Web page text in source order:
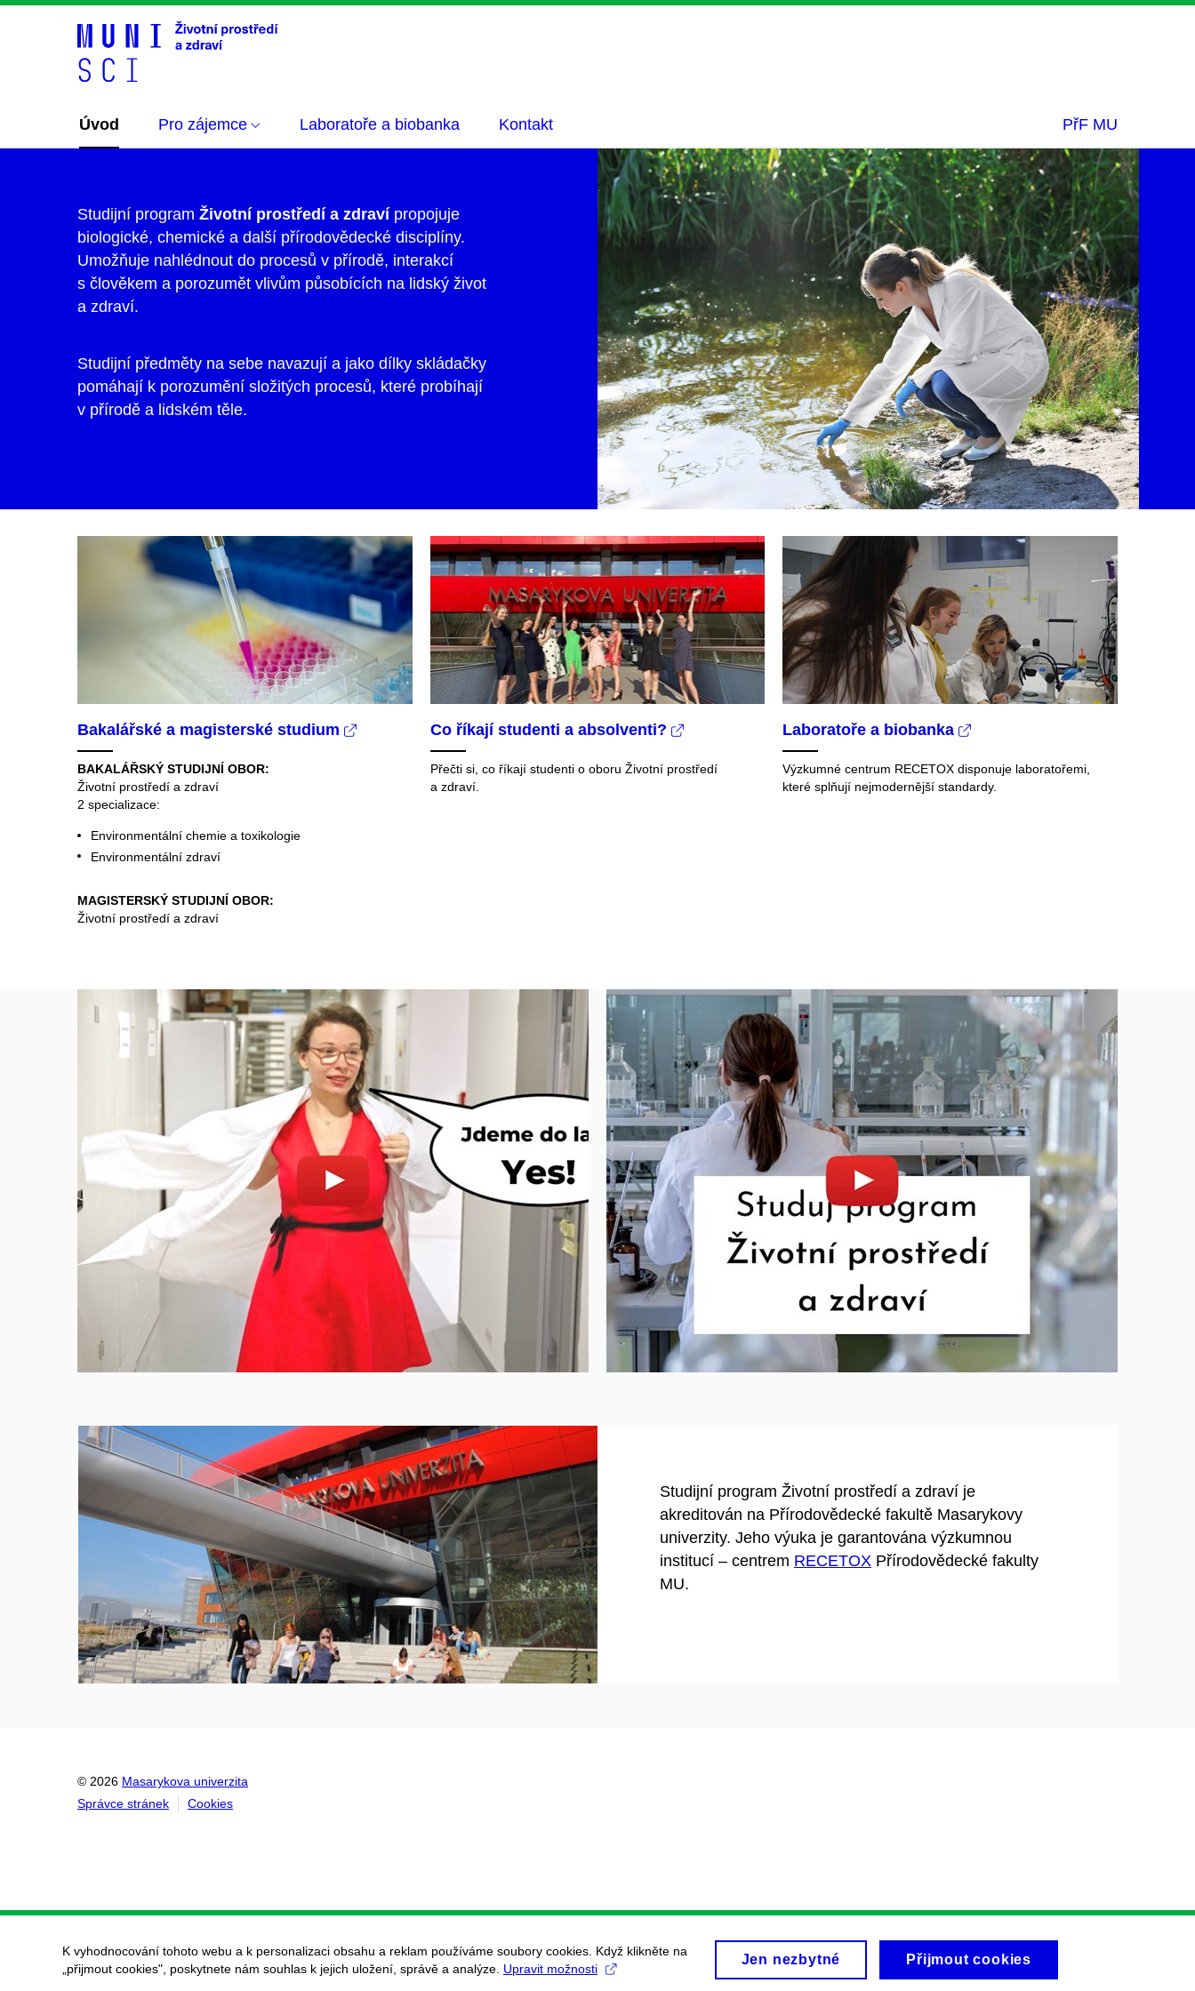
Úvod Pro zájemce Laboratoře a biobanka Kontakt PřF MU
Studijní program Životní prostředí a zdraví propojuje
biologické, chemické a další přírodovědecké disciplíny.
Umožňuje nahlédnout do procesů v přírodě, interakcí
s člověkem a porozumět vlivům působících na lidský život
a zdraví.
Studijní předměty na sebe navazují a jako dílky skládačky
pomáhají k porozumění složitých procesů, které probíhají
v přírodě a lidském těle.
Bakalářské a magisterské studium
BAKALÁŘSKÝ STUDIJNÍ OBOR:
Životní prostředí a zdraví
2 specializace:
Environmentální chemie a toxikologie
Environmentální zdraví
MAGISTERSKÝ STUDIJNÍ OBOR:
Životní prostředí a zdraví
Co říkají studenti a absolventi?
Přečti si, co říkají studenti o oboru Životní prostředí
a zdraví.
Laboratoře a biobanka
Výzkumné centrum RECETOX disponuje laboratořemi,
které splňují nejmodernější standardy.
Povolit cookies a přehrát Otevřít na youtube.com Povolit cookies a přehrát Otevřít na youtube.com
Studijní program Životní prostředí a zdraví je
akreditován na Přírodovědecké fakultě Masarykovy
univerzity. Jeho výuka je garantována výzkumnou
institucí – centrem RECETOX Přírodovědecké fakulty
MU.
© 2026 Masarykova univerzita
Správce stránek
Cookies
K vyhodnocování tohoto webu a k personalizaci obsahu a reklam používáme soubory cookies. Když klikněte na
„přijmout cookies", poskytnete nám souhlas k jejich uložení, správě a analýze. Upravit možnosti
Jen nezbytné Přijmout cookies